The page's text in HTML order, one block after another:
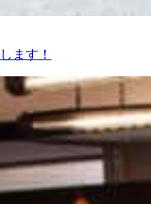
ます！